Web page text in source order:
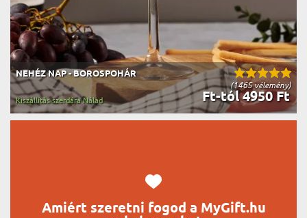
(1465 vélemény)
NEHÉZ NAP - BOROSPOHÁR
Ft-tól 4950 Ft
Kiszállítás szerdára Nálad
Amiért szeretni fogod a MyGift.hu